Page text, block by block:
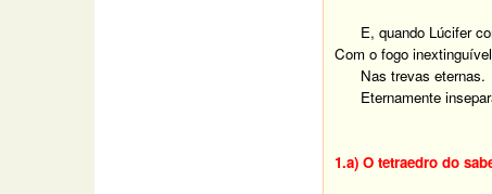
E, quando Lúcifer
Com o fogo
Nas trevas eternas.
Eternamente
1.a) O tetraedro do